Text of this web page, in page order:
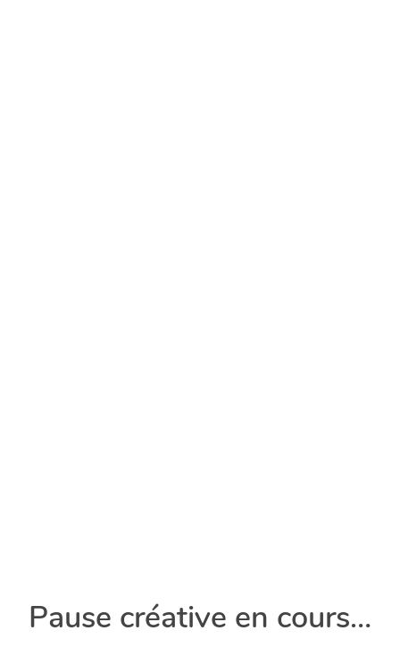
Pause créative en cours…